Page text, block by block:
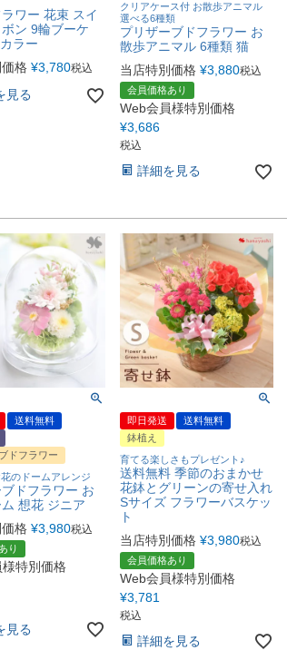
ワー 花束 スイ
ン 9輪ブーケ
ラー
格 ¥3,780税込
見る
クリアケース付 お散歩アニマル
選べる6種類
プリザーブドフラワー お
散歩アニマル 6種類 猫
当店特別価格 ¥3,880税込
会員価格あり
Web会員様特別価格
¥3,686
税込
詳細を見る
送料無料
ドフラワー
のドームアレンジ
ドフラワー お
想花 ジニア
格 ¥3,980税込
り
特別価格
見る
即日発送
送料無料
鉢植え
育てる楽しさもプレゼント♪
送料無料 季節のおまかせ
花鉢とグリーンの寄せ入れ
Sサイズ フラワーバスケッ
ト
当店特別価格 ¥3,980税込
会員価格あり
Web会員様特別価格
¥3,781
税込
詳細を見る